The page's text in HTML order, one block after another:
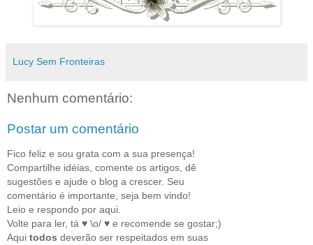
Lucy Sem Fronteiras
Nenhum comentário:
Postar um comentário
Fico feliz e sou grata com a sua presença!
Compartilhe idéias, comente os artigos, dê
sugestões e ajude o blog a crescer. Seu
comentário é importante, seja bem vindo!
Leio e respondo por aqui.
Volte para ler, tá ♥ \o/ ♥ e recomende se gostar;)
Aqui todos deverão ser respeitados em suas